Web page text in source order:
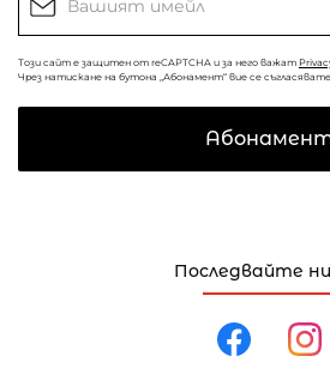
Последвайте
Този сайт е защитен от reCAPTCHA и за него важат
Чрез натискане на бутона „Абонамент“ вие се